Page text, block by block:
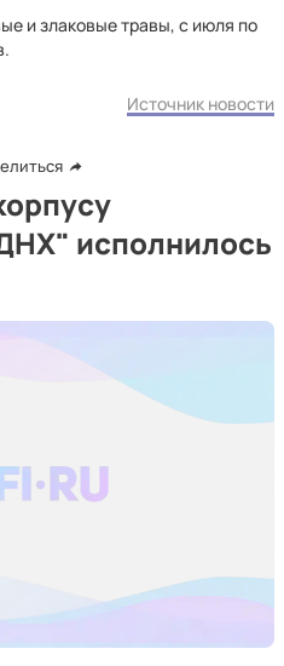
и злаковые травы, с июля по
Источник новости
исполнилось